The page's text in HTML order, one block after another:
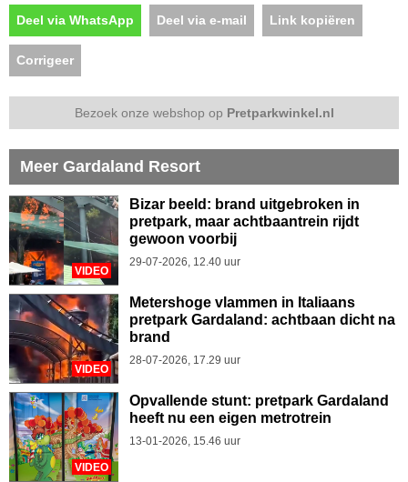
Deel via WhatsApp Deel via e-mail Link kopiëren
Corrigeer
Bezoek onze webshop op Pretparkwinkel.nl
Meer Gardaland Resort
VIDEO
Bizar beeld: brand uitgebroken in
pretpark, maar achtbaantrein rijdt
gewoon voorbij
29-07-2026, 12.40 uur
VIDEO
Metershoge vlammen in Italiaans
pretpark Gardaland: achtbaan dicht na
brand
28-07-2026, 17.29 uur
VIDEO
Opvallende stunt: pretpark Gardaland
heeft nu een eigen metrotrein
13-01-2026, 15.46 uur